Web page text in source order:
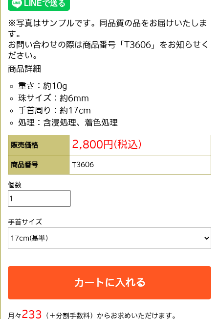
※写真はサンプルです。同品質の品をお届けいたしま
す。
お問い合わせの際は商品番号「T3606」をお知らせく
ださい。
商品詳細
重さ：約10g
珠サイズ：約6mm
手首周り：約17cm
処理：含浸処理、着色処理
販売価格 2,800円(税込)
商品番号 T3606
個数
手首サイズ
カートに入れる
月々 233 （＋分割手数料）からお求めいただけます。